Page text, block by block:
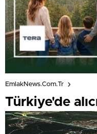
EmlakNews.com.tr
Türkiye'de